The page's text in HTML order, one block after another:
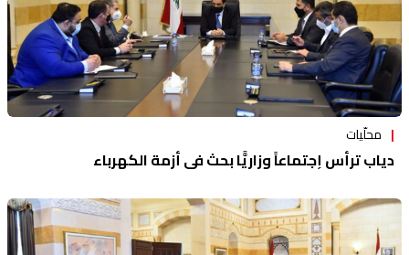
محلّيات
دياب ترأس إجتماعاً وزاريًّا بحث في أزمة الكهرباء